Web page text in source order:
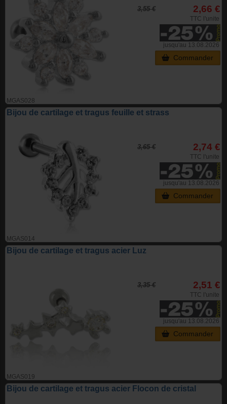
MGAS028
3,55 € 2,66 €
TTC l'unite
jusqu'au 13.08.2026
Commander
Bijou de cartilage et tragus feuille et strass
MGAS014
3,65 € 2,74 €
TTC l'unite
jusqu'au 13.08.2026
Commander
Bijou de cartilage et tragus acier Luz
MGAS019
3,35 € 2,51 €
TTC l'unite
jusqu'au 13.08.2026
Commander
Bijou de cartilage et tragus acier Flocon de cristal